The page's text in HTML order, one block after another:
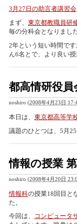
3月27日の助言者講習会
まず、 東京都教職員研
毎の分科会となりました
2年という短い時間で
ん6名とで、より良い
都高情研役員
noshiro (2008年4月23日
本日は、 東京都高等学
議題のひとつは、5月
情報の授業 第
noshiro (2008年4月20日
情報科の授業18回目と
た。
今回は、
コンピュータ